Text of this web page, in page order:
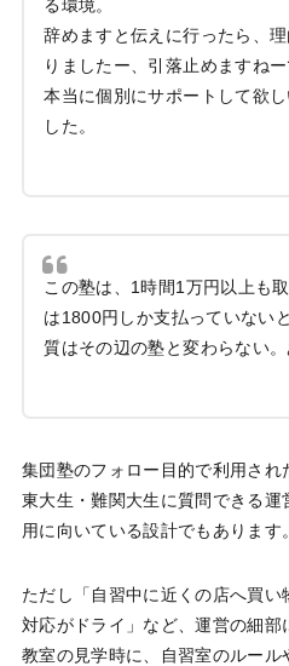
る環境。
辞めますと伝えに行ったら、
りましたー、引落止めますねー
本当に個別にサポートして欲
した。
この塾は、1時間1万円以上も
は1800円しか支払っていない
質はその辺の塾と変わらない。
集団塾のフォロー目的で利用さ
東大生・難関大生に質問できる
用に向いている設計でもあります。
ただし「自習中に近くの店へ買
対応がドライ」など、運営の細部
教室の見学時に、自習室のルール